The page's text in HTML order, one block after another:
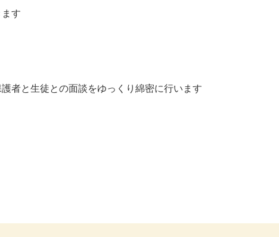
す
者と生徒との面談をゆっくり綿密に行います